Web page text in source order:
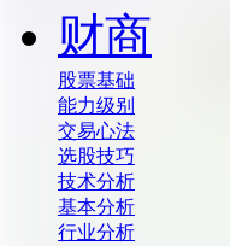
财商
股票基础
能力级别
交易心法
选股技巧
技术分析
基本分析
行业分析